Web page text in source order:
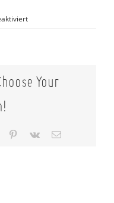
für
Ein
Reichweite
Your
Tumblr Pinterest
Vk Email